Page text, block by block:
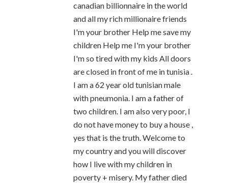
canadian billionnaire in the world
and all my rich millionaire friends
I'm your brother Help me save my
children Help me I'm your brother
I'm so tired with my kids All doors
are closed in front of me in tunisia .
I am a 62 year old tunisian male
with pneumonia. I am a father of
two children. I am also very poor, I
do not have money to buy a house ,
yes that is the truth. Welcome to
my country and you will discover
how I live with my children in
poverty + misery. My father died